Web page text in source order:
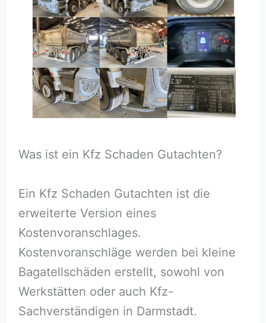
Was ist ein Kfz Schaden Gutachten?
Ein Kfz Schaden Gutachten ist die
erweiterte Version eines
Kostenvoranschlages.
Kostenvoranschläge werden bei kleine
Bagatellschäden erstellt, sowohl von
Werkstätten oder auch Kfz-
Sachverständigen in Darmstadt.